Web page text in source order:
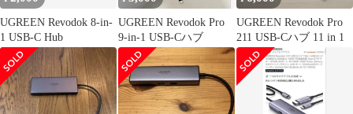
UGREEN Revodok 8-in-
1 USB-C Hub
UGREEN Revodok Pro
9-in-1 USB-Cハブ
UGREEN Revodok Pro
211 USB-Cハブ 11 in 1